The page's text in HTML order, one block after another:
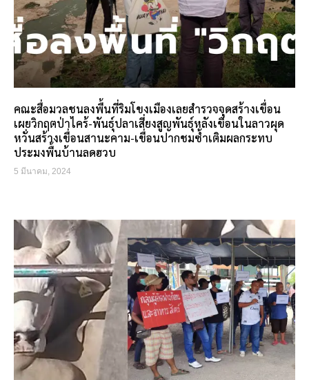
คณะสื่อมวลชนลงพื้นที่ริมโขงเมืองเลยสำรวจจุดสร้างเขื่อน
เผยวิกฤตป่าไคร้-พันธุ์ปลาเสี่ยงสูญพันธุ์หลังเขื่อนในลาวผุด
หวั่นสร้างเขื่อนสานะคาม-เขื่อนปากชมซ้ำเติมผลกระทบ
ประมงพื้นบ้านลดฮวบ
5 มีนาคม, 2024